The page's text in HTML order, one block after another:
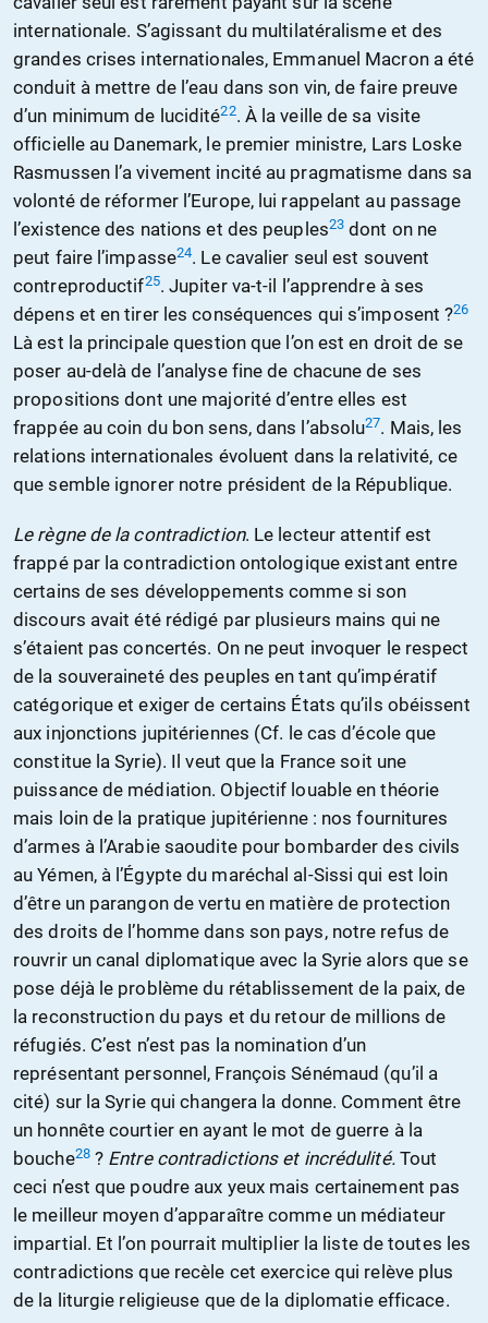
internationale. S’agissant du multilatéralisme et des
grandes crises internationales, Emmanuel Macron a été
conduit à mettre de l’eau dans son vin, de faire preuve
d’un minimum de lucidité22. À la veille de sa visite
officielle au Danemark, le premier ministre, Lars Loske
Rasmussen l’a vivement incité au pragmatisme dans sa
volonté de réformer l’Europe, lui rappelant au passage
l’existence des nations et des peuples23 dont on ne
peut faire l’impasse24. Le cavalier seul est souvent
contreproductif25. Jupiter va-t-il l’apprendre à ses
dépens et en tirer les conséquences qui s’imposent ?26
Là est la principale question que l’on est en droit de se
poser au-delà de l’analyse fine de chacune de ses
propositions dont une majorité d’entre elles est
frappée au coin du bon sens, dans l’absolu27. Mais, les
relations internationales évoluent dans la relativité, ce
que semble ignorer notre président de la République.
Le règne de la contradiction. Le lecteur attentif est
frappé par la contradiction ontologique existant entre
certains de ses développements comme si son
discours avait été rédigé par plusieurs mains qui ne
s’étaient pas concertés. On ne peut invoquer le respect
de la souveraineté des peuples en tant qu’impératif
catégorique et exiger de certains États qu’ils obéissent
aux injonctions jupitériennes (Cf. le cas d’école que
constitue la Syrie). Il veut que la France soit une
puissance de médiation. Objectif louable en théorie
mais loin de la pratique jupitérienne : nos fournitures
d’armes à l’Arabie saoudite pour bombarder des civils
au Yémen, à l’Égypte du maréchal al-Sissi qui est loin
d’être un parangon de vertu en matière de protection
des droits de l’homme dans son pays, notre refus de
rouvrir un canal diplomatique avec la Syrie alors que se
pose déjà le problème du rétablissement de la paix, de
la reconstruction du pays et du retour de millions de
réfugiés. C’est n’est pas la nomination d’un
représentant personnel, François Sénémaud (qu’il a
cité) sur la Syrie qui changera la donne. Comment être
un honnête courtier en ayant le mot de guerre à la
bouche28? Entre contradictions et incrédulité.Tout
ceci n’est que poudre aux yeux mais certainement pas
le meilleur moyen d’apparaître comme un médiateur
impartial. Et l’on pourrait multiplier la liste de toutes les
contradictions que recèle cet exercice qui relève plus
de la liturgie religieuse que de la diplomatie efficace.